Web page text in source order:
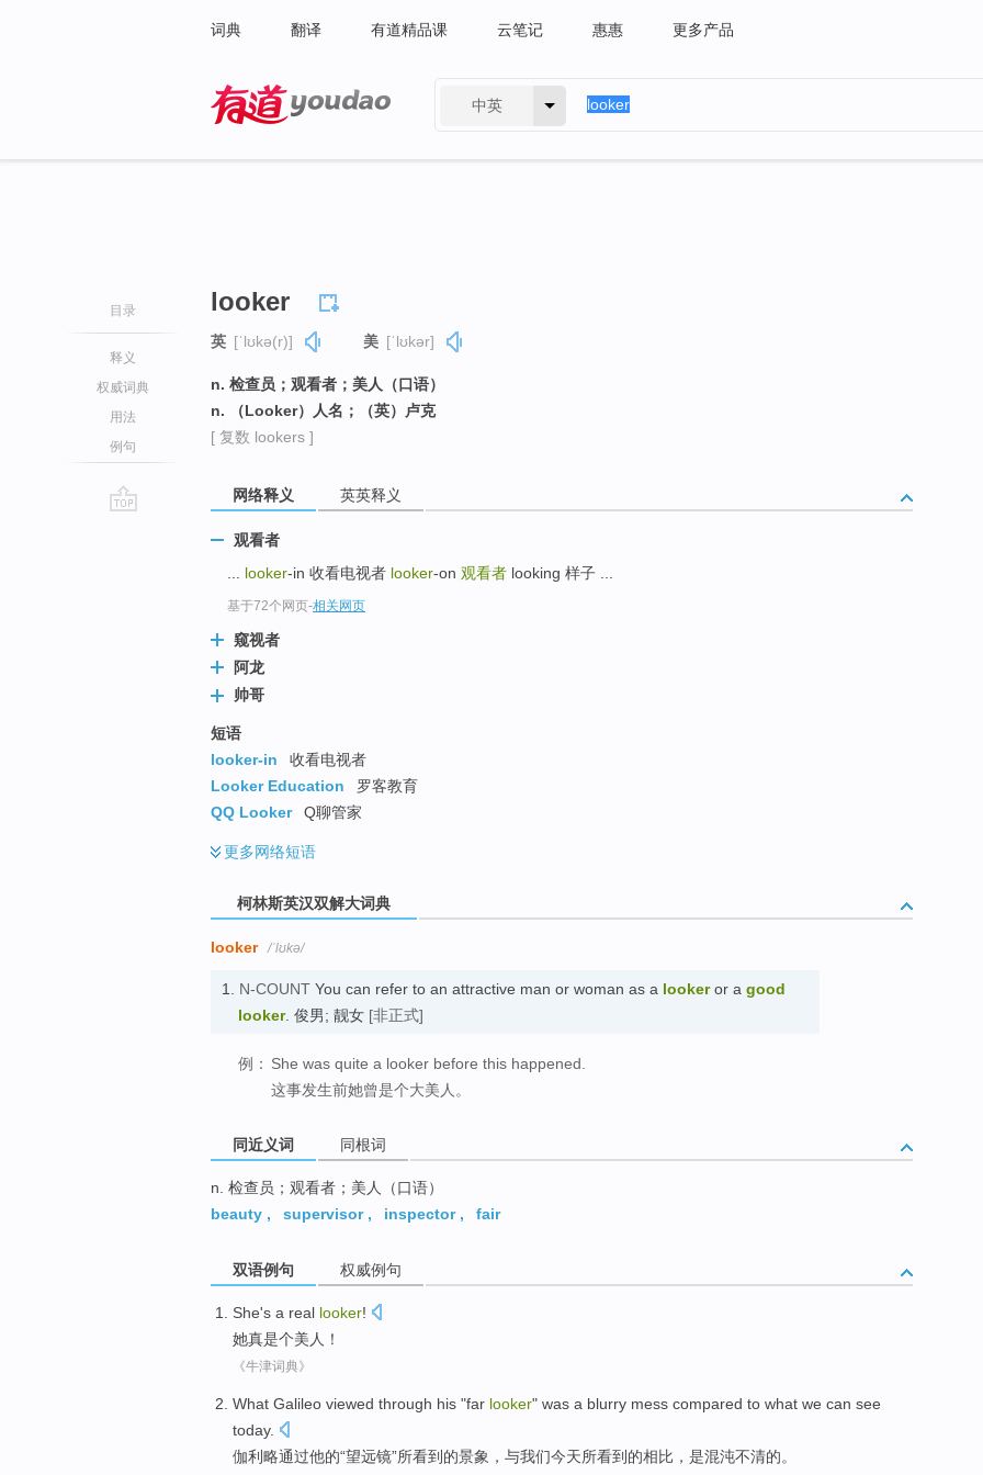
词典 翻译 有道精品课 云笔记 惠惠 更多产品
中英
目录
释义
权威词典
用法
例句
looker
英 [ˈlʊkə(r)] 美 [ˈlʊkər]
n. 检查员；观看者；美人（口语）
n. （Looker）人名；（英）卢克
[ 复数 lookers ]
网络释义 英英释义
观看者
looker-in 收看电视者 looker-on 观看者 looking 样子 ...
基于72个网页-相关网页
窥视者
阿龙
帅哥
短语
looker-in
收看电视者
Looker Education
罗客教育
QQ Looker
Q聊管家
更多网络短语
柯林斯英汉双解大词典
looker /ˈlʊkə/
1. N-COUNT You can refer to an attractive man or woman as a lookeror a good
looker. 俊男; 靓女 [非正式]
例： She was quite a looker before this happened.
这事发生前她曾是个大美人。
同近义词 同根词
n. 检查员；观看者；美人（口语）
beauty , supervisor, inspector, fair
双语例句 权威例句
She's a real looker!
她真是个美人 ！
《牛津词典》
What Galileo viewed through his "far looker" was a blurry mess compared to what we can see
today.
伽利略通过他的“望远镜”所看到 的景象，与我们今天所看到的相比 ， 是混沌不清的。